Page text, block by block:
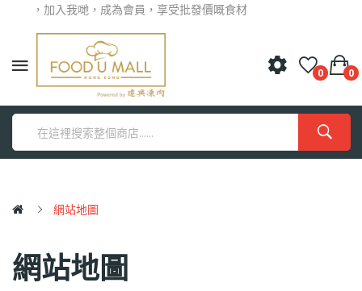
光臨，加入我哋，成為會員，享受批發價嘅食材
0 0
網站地圖
網站地圖